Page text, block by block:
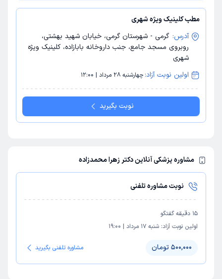
مطب کلینیک ویژه شهری
آدرس: گرمی - شهرستان گرمی، خیابان شهید بهشتی،
روبروی مسجد جامع، جنب داروخانه بابازاده، کلینیک ویژه
شهری
اولین نوبت آزاد: چهارشنبه 28 مرداد | 12:00
نوبت بگیرید
مشاوره پزشکی آنلاین دکتر زهرا محمدزاده
نوبت مشاوره تلفنی
15 دقیقه گفتگو
اولین نوبت آزاد: شنبه 17 مرداد |
19:00
500,000 تومان مشاوره تلفنی بگیرید